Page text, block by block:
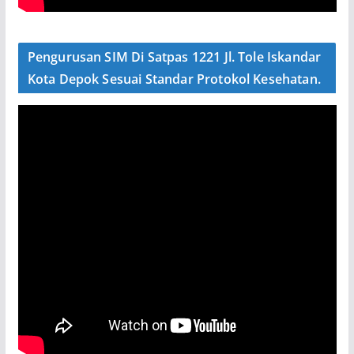
Pengurusan SIM Di Satpas 1221 Jl. Tole Iskandar
Kota Depok Sesuai Standar Protokol Kesehatan.